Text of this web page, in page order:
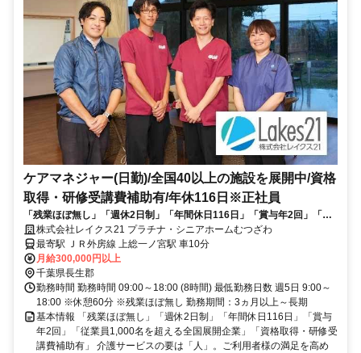
ケアマネジャー(日勤)/全国40以上の施設を展開中/資格
取得・研修受講費補助有/年休116日※正社員
「残業ほぼ無し」「週休2日制」「年間休日116日」「賞与年2回」「従
業員1,000名を超える全国展開企業」「資格取得・研修受講費補助有」
株式会社レイクス21 プラチナ・シニアホームむつざわ
最寄駅 ＪＲ外房線 上総一ノ宮駅 車10分
月給300,000円以上
千葉県長生郡
勤務時間 勤務時間 09:00～18:00 (8時間) 最低勤務日数 週5日 9:00～
18:00 ※休憩60分 ※残業ほぼ無し 勤務期間：3ヵ月以上～長期
基本情報 「残業ほぼ無し」「週休2日制」「年間休日116日」「賞与
年2回」「従業員1,000名を超える全国展開企業」「資格取得・研修受
講費補助有」 介護サービスの要は「人」。ご利用者様の満足を高め